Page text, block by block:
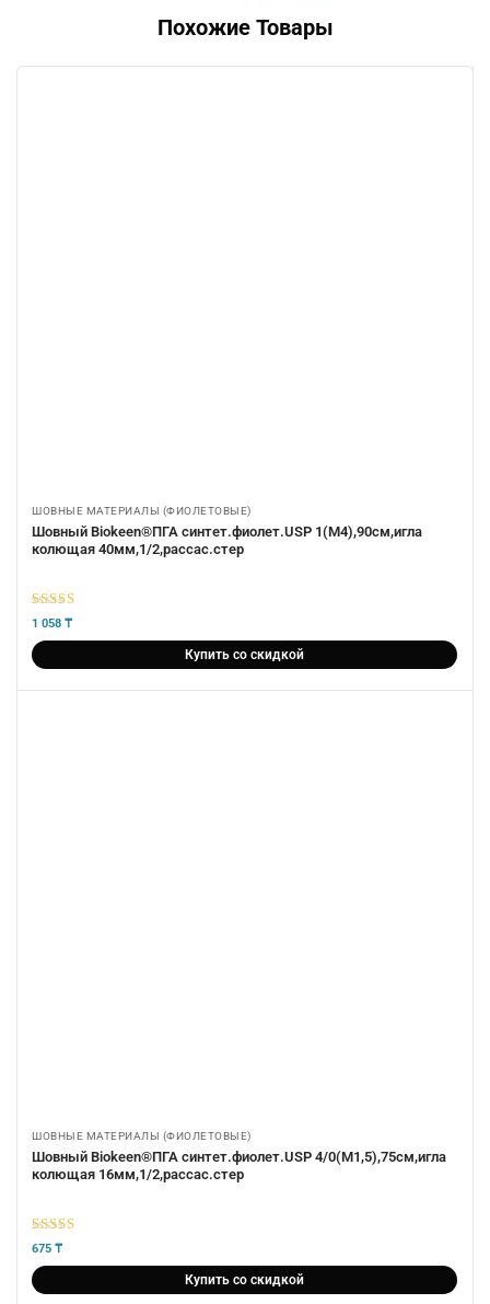
Похожие Товары
ШОВНЫЕ МАТЕРИАЛЫ (ФИОЛЕТОВЫЕ)
Шовный Biokeen®ПГА синтет.фиолет.USP 1(М4),90см,игла
колющая 40мм,1/2,рассас.стер
5 из 5
1 058 ₸
Купить со скидкой
ШОВНЫЕ МАТЕРИАЛЫ (ФИОЛЕТОВЫЕ)
Шовный Biokeen®ПГА синтет.фиолет.USP 4/0(М1,5),75см,игла
колющая 16мм,1/2,рассас.стер
5из 5
675 ₸
Купить со скидкой